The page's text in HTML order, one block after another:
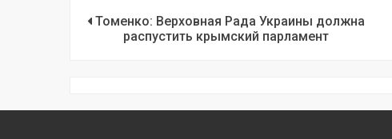
Томенко: Верховная Рада Украины должна
распустить крымский парламент